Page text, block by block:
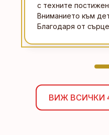
с техните
Вниманието към
Благодаря от
ВИЖ ВСИЧКИ